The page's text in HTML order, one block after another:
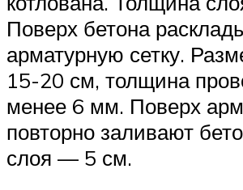
Поверх бетона
арматурную сетку.
15-20 см, толщина
менее 6 мм. Поверх
повторно заливают
слоя — 5 см.